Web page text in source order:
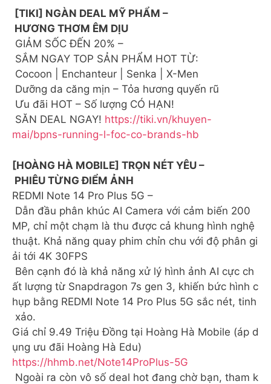
[TIKI] NGÀN DEAL MỸ PHẨM –
HƯƠNG THƠM ÊM DỊU
GIẢM SỐC ĐẾN 20% –
SẮM NGAY TOP SẢN PHẨM HOT TỪ:
Cocoon | Enchanteur | Senka | X-Men
Dưỡng da căng mịn – Tỏa hương quyến rũ
Ưu đãi HOT – Số lượng CÓ HẠN!
SĂN DEAL NGAY! https://tiki.vn/khuyen-
mai/bpns-running-l-foc-co-brands-hb
[HOÀNG HÀ MOBILE] TRỌN NÉT YÊU –
PHIÊU TỪNG ĐIỂM ẢNH
REDMI Note 14 Pro Plus 5G –
Dẫn đầu phân khúc AI Camera với cảm biến 200
MP, chỉ một chạm là thu được cả khung hình nghệ
thuật. Khả năng quay phim chỉn chu với độ phân gi
ải tới 4K 30FPS
Bên cạnh đó là khả năng xử lý hình ảnh AI cực ch
ất lượng từ Snapdragon 7s gen 3, khiến bức hình c
hụp bằng REDMI Note 14 Pro Plus 5G sắc nét, tinh
xảo.
Giá chỉ 9.49 Triệu Đồng tại Hoàng Hà Mobile (áp d
ụng ưu đãi Hoàng Hà Edu)
https://hhmb.net/Note14ProPlus-5G
Ngoài ra còn vô số deal hot đang chờ bạn, tham k